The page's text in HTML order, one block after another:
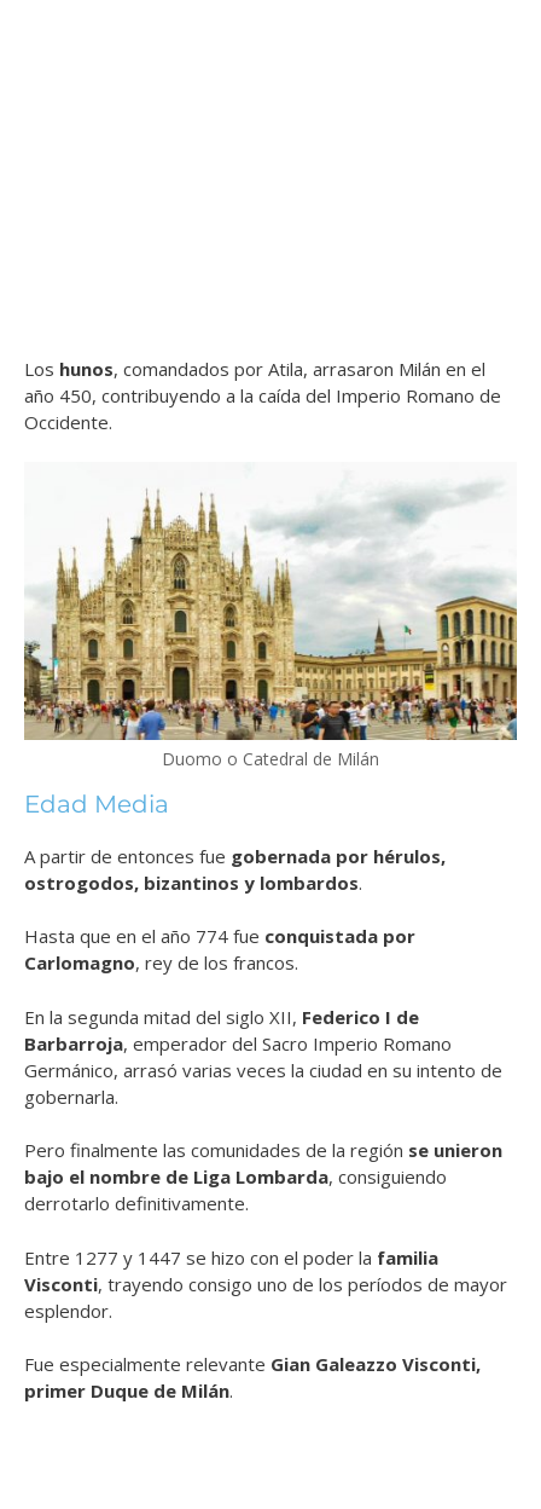
Los hunos, comandados por Atila, arrasaron Milán en el
año 450, contribuyendo a la caída del Imperio Romano de
Occidente.
Duomo o Catedral de Milán
Edad Media
A partir de entonces fue gobernada por hérulos,
ostrogodos, bizantinos y lombardos.
Hasta que en el año 774 fue conquistada por
Carlomagno, rey de los francos.
En la segunda mitad del siglo XII, Federico I de
Barbarroja, emperador del Sacro Imperio Romano
Germánico, arrasó varias veces la ciudad en su intento de
gobernarla.
Pero finalmente las comunidades de la región se unieron
bajo el nombre de Liga Lombarda, consiguiendo
derrotarlo definitivamente.
Entre 1277 y 1447 se hizo con el poder la familia
Visconti, trayendo consigo uno de los períodos de mayor
esplendor.
Fue especialmente relevante Gian Galeazzo Visconti,
primer Duque de Milán.